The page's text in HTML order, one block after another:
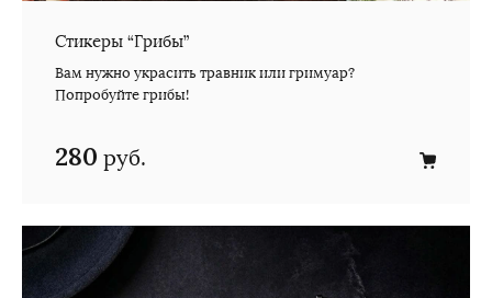
Стикеры “Грибы”
Вам нужно украсить травник или гримуар?
Попробуйте грибы!
280 руб.